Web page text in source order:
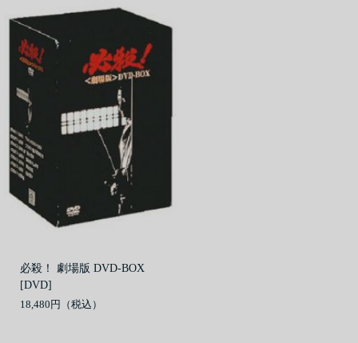
必殺！ 劇場版 DVD-BOX
[DVD]
18,480円